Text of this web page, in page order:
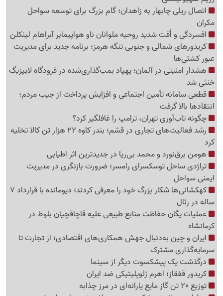
اتصال ریلی چابهار به زاهدان؛ گام بزرگ برای توسعه سواحل
مکران
افسردگی و اُفت شدید روحیه ملوانان ناو هواپیمابر آبراهام لینکلن
کریدورهای شمالی و جنوبی تنگه هرمز؛ برنامه جدید برای مدیریت
عبور کشتی‌ها
هشدار امنیتی در آلمان؛ پهپاد بمب‌گذاری‌شده در فرودگاه لایپزیگ
خنثی شد
قطعی سامانه تأمین اجتماعی و افزایش پرداخت از جیب مردم؛
انتقادها بالا گرفت
چگونه تاب‌آوری تهران، ترامپ را غافلگیر کرد؟
رشد فعالیت‌های تجاری در قشم؛ بندر کاوه 22 هزار تن کالا تخلیه
کرد
هومن برق‌نورد و محمد بی‌ریا در جدیدترین اثر اطیابی
تراژدی ساحل توسکسرای رامسر؛ ضرورت بازنگری در مدیریت
ایمنی سواحل
کهکشانی‌ها شکار بزرگ خود را معرفی کردند؛ دیومانده با قرارداد 7
ساله در رئال
عملیات یگان حفاظت منابع طبیعی علیه قاچاقچیان بلوط در
کرمانشاه
ایران و چین به‌دنبال جهش همکاری‌های اقتصادی؛ از تجارت تا
سرمایه‌گذاری مشترک
درگذشت یک پیشکسوت دیگر از سینما
کریدور قفقاز؛ اهرم ژئوپلیتیکی ضد ایران
توزیع 20 تن گاز مایع یارانه‌ای در مرز چذابه